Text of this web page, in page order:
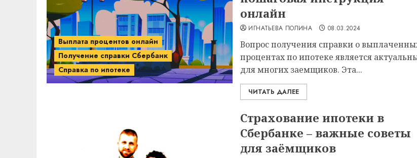
Выплата процентов онлайн
Получение справки Сбербанк
Справка по ипотеке
онлайн
ИГНАТЬЕВА ПОЛИНА 08.03.2024
Вопрос получения справки о
процентах по ипотеке является
для многих заемщиков. Эта...
ЧИТАТЬ ДАЛЕЕ
Страхование ипотеки в
Сбербанке – важные советы
для заёмщиков